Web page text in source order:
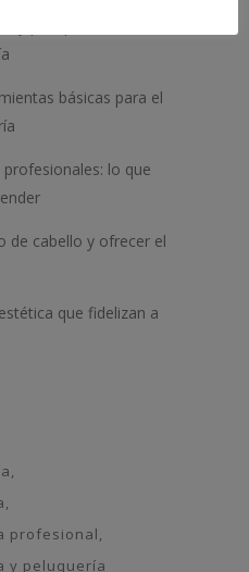
básicas para el
lo que
de cabello y ofrecer el
que fidelizan a
profesional
y peluquería